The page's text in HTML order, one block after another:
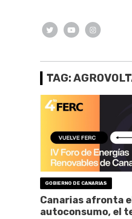
TAG:
GOBIERNO DE CANARIAS
Canarias afronta
autoconsumo, el